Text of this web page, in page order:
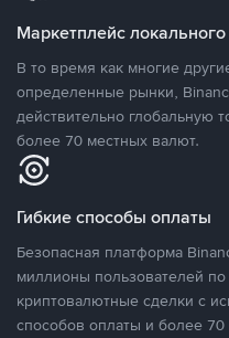
Маркетплейс
В то время как многие
определенные рынки,
действительно глобальную
более 70 местных валют.
Гибкие способы оплаты
Безопасная платформа
миллионы пользователей
криптовалютные сделки с
способов оплаты и более